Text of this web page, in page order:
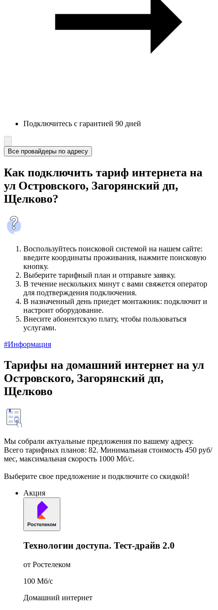
Подключитесь с гарантией 90 дней
Все провайдеры по адресу
Как подключить тариф интернета на
ул Островского, Загорянский дп,
Щелково?
Воспользуйтесь поисковой системой на нашем сайте:
введите координаты проживания, нажмите поисковую
кнопку.
Выберите тарифный план и отправьте заявку.
В течение нескольких минут с вами свяжется оператор
для подтверждения подключения.
В назначенный день приедет монтажник: подключит и
настроит оборудование.
Внесите абонентскую плату, чтобы пользоваться
услугами.
#Информация
Тарифы на домашний интернет на ул
Островского, Загорянский дп,
Щелково
Мы собрали актуальные предложения по вашему адресу.
Всего тарифных планов: 82. Минимальная стоимость 450 руб/
мес, максимальная скорость 1000 Мб/с.
Выберите свое предложение и подключите со скидкой!
Акция
Технологии доступа. Тест-драйв 2.0
от Ростелеком
100 Мб/c
Домашний интернет